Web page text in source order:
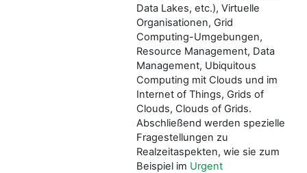
Data Lakes, etc.), Virtuelle
Organisationen, Grid
Computing-Umgebungen,
Resource Management, Data
Management, Ubiquitous
Computing mit Clouds und im
Internet of Things, Grids of
Clouds, Clouds of Grids.
Abschließend werden spezielle
Fragestellungen zu
Realzeitaspekten, wie sie zum
Beispiel im Urgent